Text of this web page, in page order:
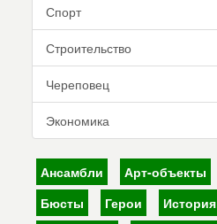
Спорт
Строительство
Череповец
Экономика
Ансамбли
Арт-объекты
Бюсты
Герои
История